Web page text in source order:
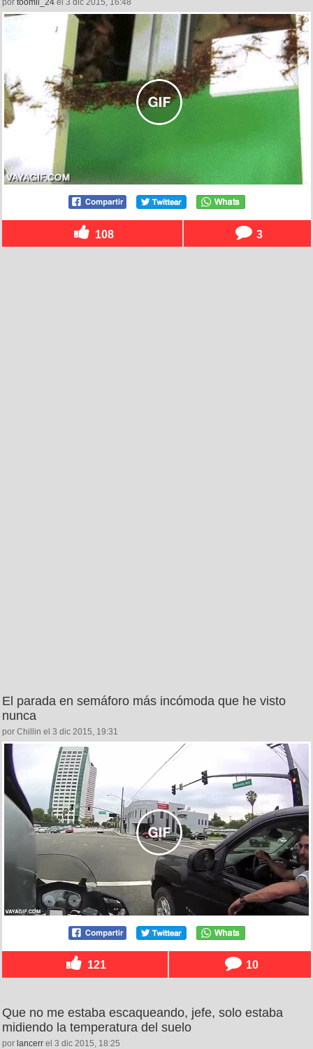
por toomii_24 el 3 dic 2015, 16:48
108 3
El parada en semáforo más incómoda que he visto
nunca
por Chillin el 3 dic 2015, 19:31
121 10
Que no me estaba escaqueando, jefe, solo estaba
midiendo la temperatura del suelo
por lancerr el 3 dic 2015, 18:25